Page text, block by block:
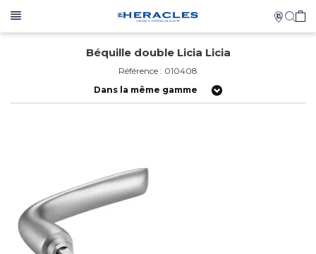
Béquille double Licia Licia
Référence : 010408
Dans la même gamme